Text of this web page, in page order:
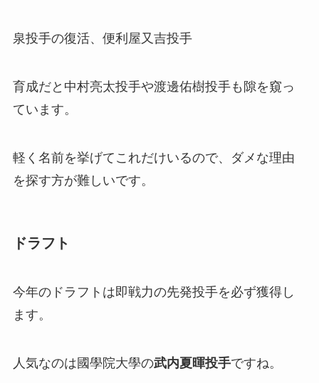
泉投手の復活、便利屋又吉投手
育成だと中村亮太投手や渡邊佑樹投手も隙を窺っ
ています。
軽く名前を挙げてこれだけいるので、ダメな理由
を探す方が難しいです。
ドラフト
今年のドラフトは即戦力の先発投手を必ず獲得し
ます。
人気なのは國學院大學の武内夏暉投手ですね。